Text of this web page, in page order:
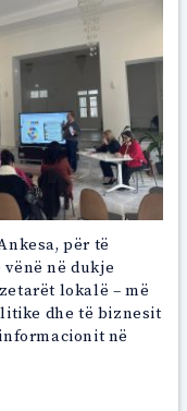
për të
në dukje
lokalë – më
dhe të biznesit
në